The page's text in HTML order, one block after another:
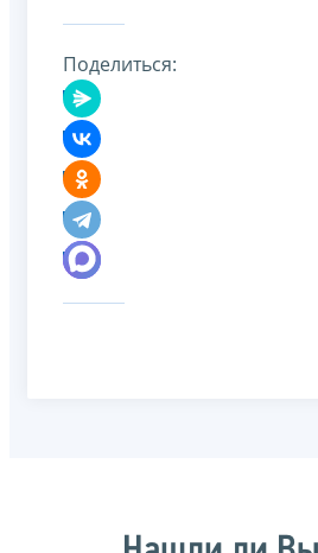
Поделиться: